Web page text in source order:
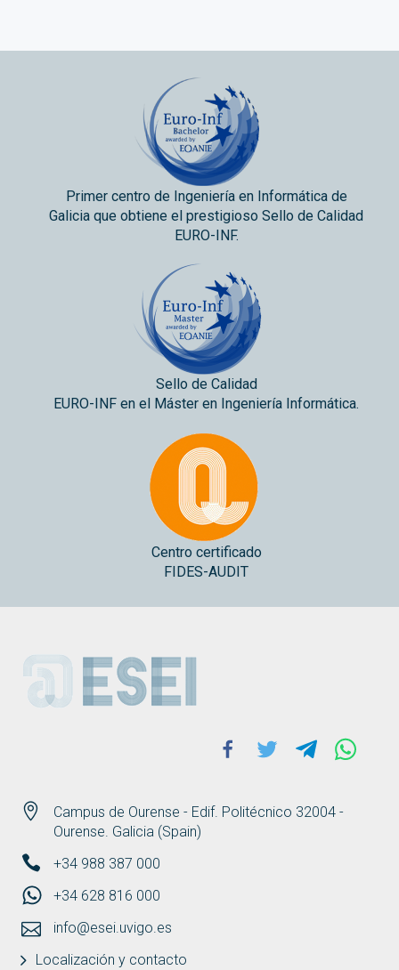
Primer centro de Ingeniería en Informática de
Galicia que obtiene el prestigioso Sello de Calidad
EURO-INF.
Sello de Calidad
EURO-INF en el Máster en Ingeniería Informática.
Centro certificado
FIDES-AUDIT
ESEI
Campus de Ourense - Edif. Politécnico 32004 -
Ourense. Galicia (Spain)
+34 988 387 000
+34 628 816 000
info@esei.uvigo.es
Localización y contacto
Facebook
Twitter Telegram